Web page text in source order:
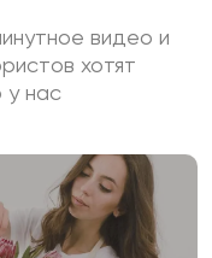
видео и
хотят
у нас